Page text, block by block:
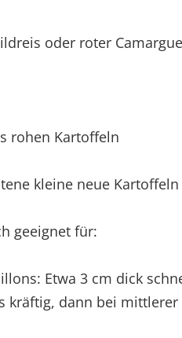
oder roter
rohen Kartoffeln
kleine neue Kartoffeln
geeignet für:
Etwa 3 cm dick
kräftig, dann bei mittlerer